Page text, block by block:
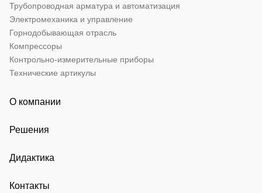
Трубопроводная арматура и автоматизация
Электромеханика и управление
Горнодобывающая отрасль
Компрессоры
Контрольно-измерительные приборы
Технические артикулы
О компании
Решения
Дидактика
Контакты